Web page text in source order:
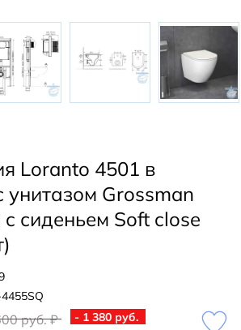
Loranto 4501 в
унитазом Grossman
сиденьем Soft close
руб. ₽
- 1 380 руб.